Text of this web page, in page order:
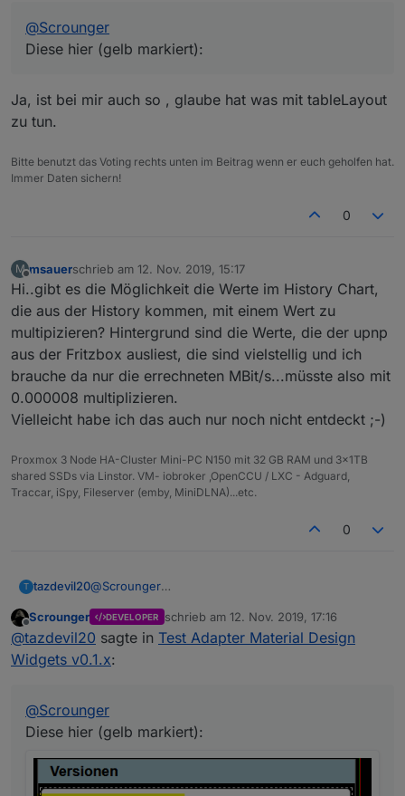
@Scrounger
Diese hier (gelb markiert):
Ja, ist bei mir auch so , glaube hat was mit tableLayout
zu tun.
Bitte benutzt das Voting rechts unten im Beitrag wenn er euch geholfen hat.
Immer Daten sichern!
0
M
Offline
msauerschrieb am 12. Nov. 2019, 15:17
zuletzt editiert von
Hi..gibt es die Möglichkeit die Werte im History Chart,
die aus der History kommen, mit einem Wert zu
multipizieren? Hintergrund sind die Werte, die der upnp
aus der Fritzbox ausliest, die sind vielstellig und ich
brauche da nur die errechneten MBit/s...müsste also mit
0.000008 multiplizieren.
Vielleicht habe ich das auch nur noch nicht entdeckt ;-)
Proxmox 3 Node HA-Cluster Mini-PC N150 mit 32 GB RAM und 3x1TB
shared SSDs via Linstor. VM- iobroker ,OpenCCU / LXC - Adguard,
Traccar, iSpy, Fileserver (emby, MiniDLNA)...etc.
0
T tazdevil20@Scrounger
Offline
Scrounger DEVELOPER schrieb am 12. Nov. 2019, 17:16
zuletzt editiert von
@tazdevil20 sagte in Test Adapter Material Design
Widgets v0.1.x:
@Scrounger
Diese hier (gelb markiert):